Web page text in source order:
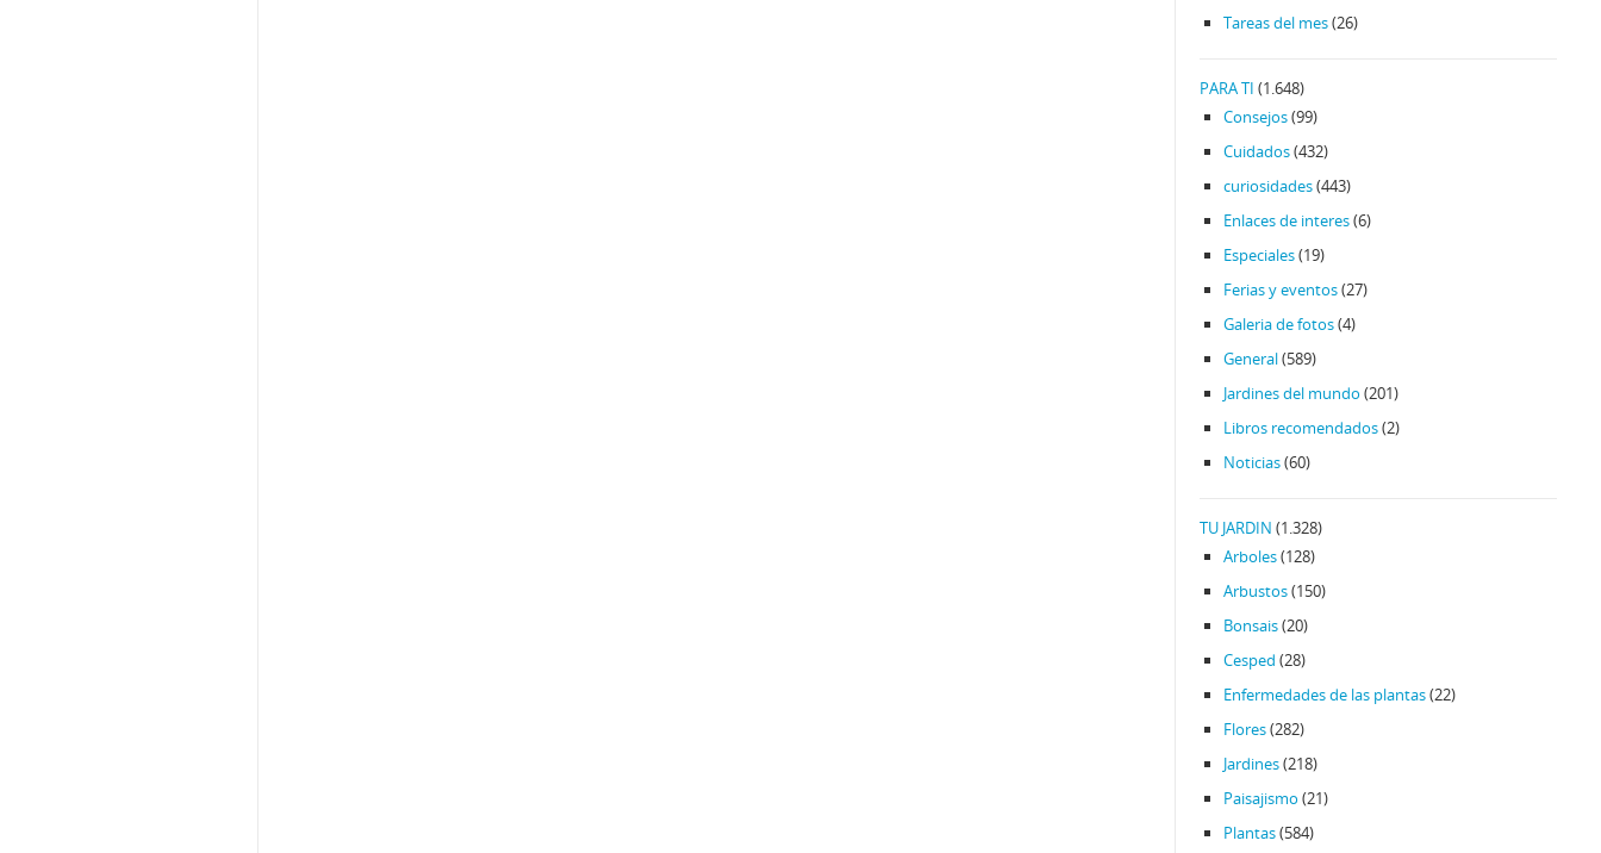
Tareas del mes(26)
PARA TI (1.648)
Consejos(99)
Cuidados(432)
curiosidades(443)
Enlaces de interes(6)
Especiales(19)
Ferias y eventos(27)
Galeria de fotos(4)
General(589)
Jardines del mundo (201)
Libros recomendados(2)
Noticias(60)
TU JARDIN (1.328)
Arboles(128)
Arbustos(150)
Bonsais(20)
Cesped (28)
Enfermedades de las plantas(22)
Flores(282)
Jardines(218)
Paisajismo (21)
Plantas(584)